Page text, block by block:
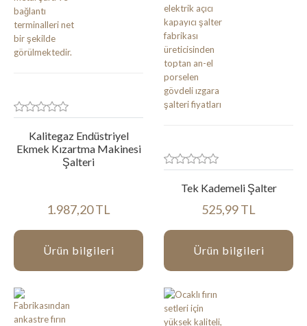
Kalitegaz Endüstriyel
Ekmek Kızartma Makinesi
Şalteri
1.987,20 TL
Ürün bilgileri
Tek Kademeli Şalter
525,99 TL
Ürün bilgileri